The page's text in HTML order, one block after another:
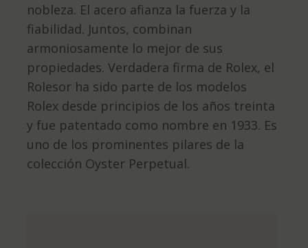
nobleza. El acero afianza la fuerza y la
fiabilidad. Juntos, combinan
armoniosamente lo mejor de sus
propiedades. Verdadera firma de Rolex, el
Rolesor ha sido parte de los modelos
Rolex desde principios de los años treinta
y fue patentado como nombre en 1933. Es
uno de los prominentes pilares de la
colección Oyster Perpetual.